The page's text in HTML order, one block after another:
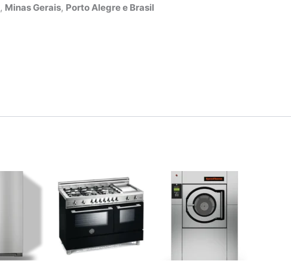
, Minas Gerais, Porto Alegre e Brasil